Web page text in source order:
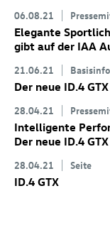
06.08.21
Elegante
gibt auf der IAA
21.06.21
Der neue ID.4 GTX
28.04.21
Intelligente
Der neue ID.4 GTX
28.04.21 Seite
ID.4 GTX